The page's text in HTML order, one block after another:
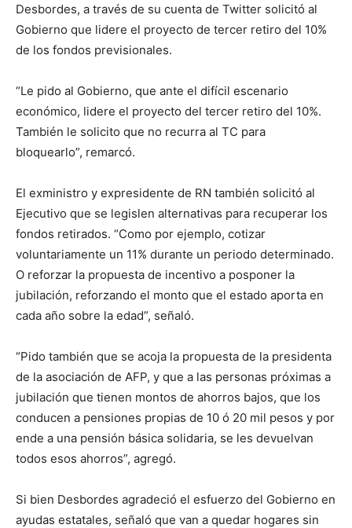
Desbordes, a través de su cuenta de Twitter solicitó al
Gobierno que lidere el proyecto de tercer retiro del 10%
de los fondos previsionales.
“Le pido al Gobierno, que ante el difícil escenario
económico, lidere el proyecto del tercer retiro del 10%.
También le solicito que no recurra al TC para
bloquearlo”, remarcó.
El exministro y expresidente de RN también solicitó al
Ejecutivo que se legislen alternativas para recuperar los
fondos retirados. “Como por ejemplo, cotizar
voluntariamente un 11% durante un periodo determinado.
O reforzar la propuesta de incentivo a posponer la
jubilación, reforzando el monto que el estado aporta en
cada año sobre la edad”, señaló.
“Pido también que se acoja la propuesta de la presidenta
de la asociación de AFP, y que a las personas próximas a
jubilación que tienen montos de ahorros bajos, que los
conducen a pensiones propias de 10 ó 20 mil pesos y por
ende a una pensión básica solidaria, se les devuelvan
todos esos ahorros”, agregó.
Si bien Desbordes agradeció el esfuerzo del Gobierno en
ayudas estatales, señaló que van a quedar hogares sin